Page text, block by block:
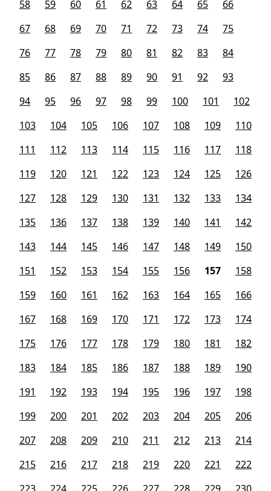
58
59 60 61 62 63 64 65
66
67
68 69 70 71 72 73 74
75
76
77 78 79 80 81 82 83
84
85
86 87 88 89 90 91 92
93
94
95 96 97 98 99 100 101
102
103
104 105 106 107 108 109
110
111
112 113 114 115 116 117
118
119
120 121 122 123 124 125
126
127
128 129 130 131 132 133
134
135
136 137 138 139 140 141
142
143
144 145 146 147 148 149
150
151
152 153 154 155 156 157
158
159
160 161 162 163 164 165
166
167
168 169 170 171 172 173
174
175
176 177 178 179 180 181
182
183
184 185 186 187 188 189
190
191
192 193 194 195 196 197
198
199
200 201 202 203 204 205
206
207
208 209 210 211 212 213
214
215
216 217 218 219 220 221
222